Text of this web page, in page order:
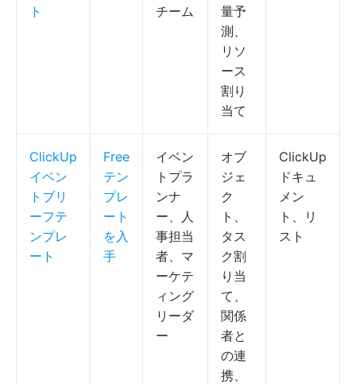
ト
チーム
量予
測、
リソ
ース
割り
当て
ClickUp
イベン
トブリ
ーフテ
ンプレ
ート
Free
テン
プレ
ート
を入
手
イベン
トプラ
ンナ
ー、人
事担当
者、マ
ーケテ
ィング
リーダ
ー
オブ
ジェ
ク
ト、
タス
ク割
り当
て、
関係
者と
の連
携、
ClickUp
ドキュ
メン
ト、リ
スト